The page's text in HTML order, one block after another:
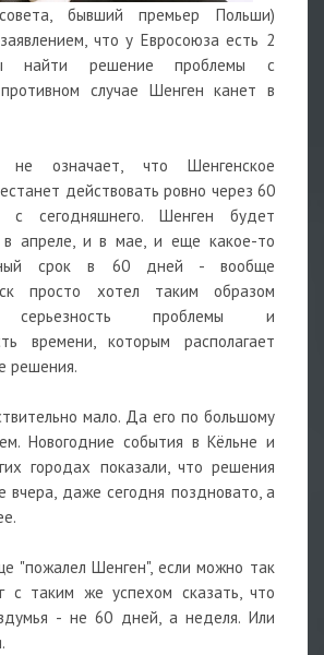
бывший премьер Польши)
что у Евросоюза есть 2
найти решение проблемы с
случае Шенген канет в
не означает, что Шенгенское
действовать ровно через 60
с сегодняшнего. Шенген будет
в апреле, и в мае, и еще какое-то
срок в 60 дней - вообще
просто хотел таким образом
серьезность проблемы и
времени, которым располагает
решения.
мало. Да его по большому
Новогодние события в Кёльне и
городах показали, что решения
даже сегодня поздновато, а
"пожалел Шенген", если можно так
с таким же успехом сказать, что
- не 60 дней, а неделя. Или